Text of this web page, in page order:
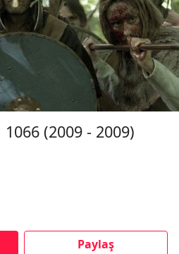
1066 (2009 - 2009)
Paylaş